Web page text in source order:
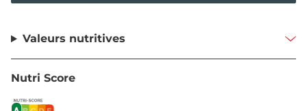
Valeurs nutritives
Nutri Score